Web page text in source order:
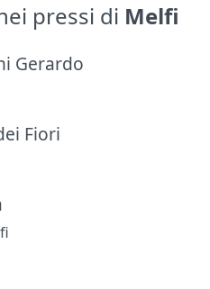
pressi di Melfi
Gerardo
Fiori